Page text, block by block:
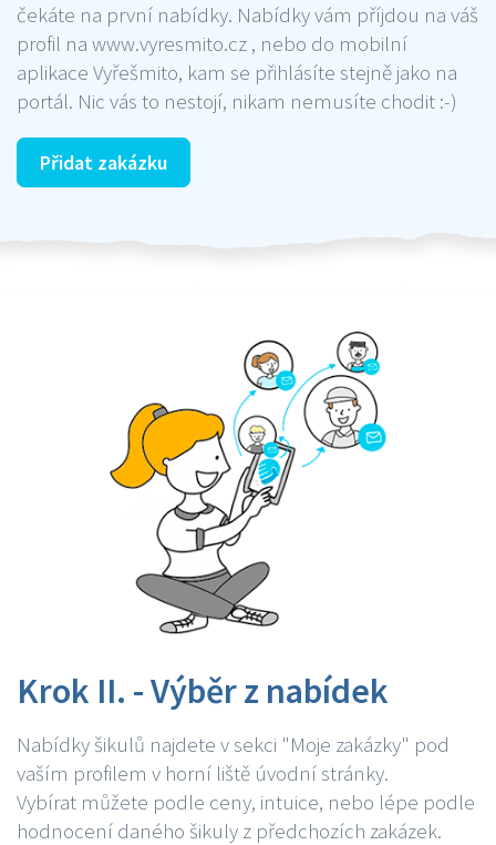
čekáte na první nabídky. Nabídky vám příjdou na váš
profil na www.vyresmito.cz , nebo do mobilní
aplikace Vyřešmito, kam se přihlásíte stejně jako na
portál. Nic vás to nestojí, nikam nemusíte chodit :-)
Přidat zakázku
Krok II. - Výběr z nabídek
Nabídky šikulů najdete v sekci "Moje zakázky" pod
vaším profilem v horní liště úvodní stránky.
Vybírat můžete podle ceny, intuice, nebo lépe podle
hodnocení daného šikuly z předchozích zakázek.